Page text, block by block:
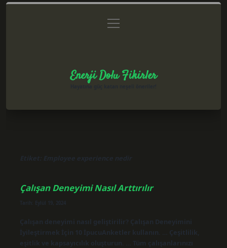
Gizlilik Politikası
menüyü
aç
Enerji Dolu Fikirler
Etiket: Employee experience nedir
Çalışan Deneyimi Nasıl Arttırılır
Tarih: Eylül 19, 2024
Çalışan deneyimi nasıl geliştirilir? Çalışan Deneyimini
İyileştirmek İçin 10 İpucuAnketler kullanın. … Çeşitlilik,
eşitlik ve kapsayıcılık oluşturun. … Tüm çalışanlarınızı